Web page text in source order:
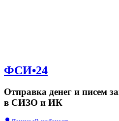
ФСИ•24
Отправка денег и писем
в СИЗО и ИК